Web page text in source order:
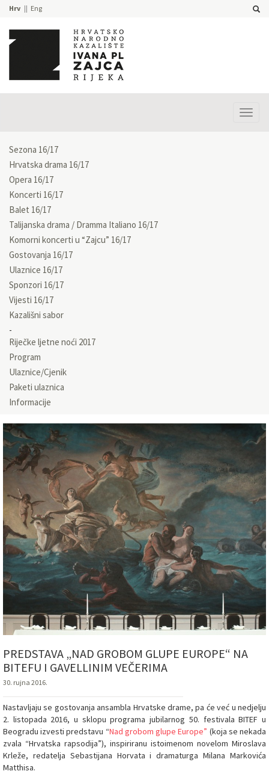
Hrv Eng
Sezona 16/17
Hrvatska drama 16/17
Opera 16/17
Koncerti 16/17
Balet 16/17
Talijanska drama / Dramma Italiano 16/17
Komorni koncerti u “Zajcu” 16/17
Gostovanja 16/17
Ulaznice 16/17
Sponzori 16/17
Vijesti 16/17
Kazališni sabor
Riječke ljetne noći 2017
Program
Ulaznice/Cjenik
Paketi ulaznica
Informacije
PREDSTAVA „NAD GROBOM GLUPE EUROPE“ NA
BITEFU I GAVELLINIM VEČERIMA
30. rujna 2016.
Nastavljaju se gostovanja ansambla Hrvatske drame, pa će već u nedjelju
2. listopada 2016, u sklopu programa jubilarnog 50. festivala BITEF u
Beogradu izvesti predstavu “Nad grobom glupe Europe” (koja se nekada
zvala “Hrvatska rapsodija”), inspiriranu istoimenom novelom Miroslava
Krleže, redatelja Sebastijana Horvata i dramaturga Milana Markovića
Matthisa.